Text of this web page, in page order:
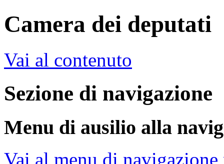
Camera dei deputati
Vai al contenuto
Sezione di navigazione
Menu di ausilio alla
Vai al menu di